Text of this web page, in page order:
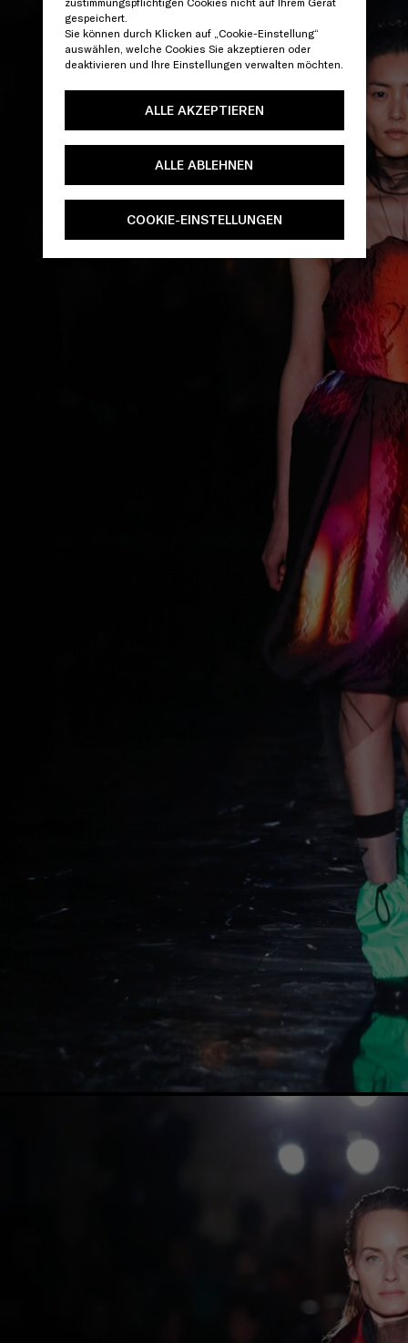
gespeichert.
Sie können durch Klicken auf „Cookie-Einstellung“
auswählen, welche Cookies Sie akzeptieren oder
deaktivieren und Ihre Einstellungen verwalten möchten.
ALLE AKZEPTIEREN
ALLE ABLEHNEN
COOKIE-EINSTELLUNGEN